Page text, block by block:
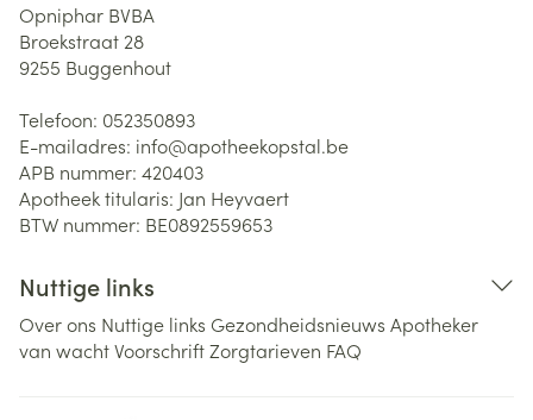
Opniphar BVBA
Broekstraat 28
9255 Buggenhout
Telefoon: 052350893
E-mailadres: info@apotheekopstal.be
APB nummer: 420403
Apotheek titularis: Jan Heyvaert
BTW nummer: BE0892559653
Nuttige links
Over ons Nuttige links Gezondheidsnieuws Apotheker
van wachtVoorschriftZorgtarieven FAQ